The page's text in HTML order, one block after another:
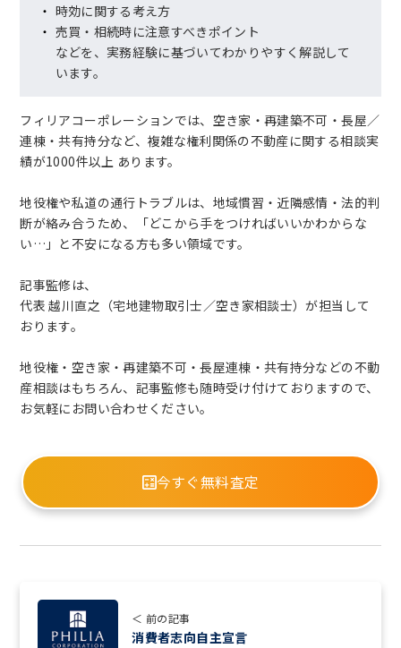
時効に関する考え方
売買・相続時に注意すべきポイント
などを、実務経験に基づいてわかりやすく解説して
います。
フィリアコーポレーションでは、空き家・再建築不可・長屋／
連棟・共有持分など、複雑な権利関係の不動産に関する相談実
績が1000件以上 あります。
地役権や私道の通行トラブルは、地域慣習・近隣感情・法的判
断が絡み合うため、「どこから手をつければいいかわからな
い…」と不安になる方も多い領域です。
記事監修は、
代表 越川直之（宅地建物取引士／空き家相談士）が担当して
おります。
地役権・空き家・再建築不可・長屋連棟・共有持分などの不動
産相談はもちろん、記事監修も随時受け付けておりますので、
お気軽にお問い合わせください。
今すぐ無料査定
＜ 前の記事
消費者志向自主宣言